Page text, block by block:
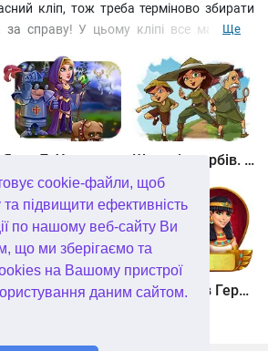
cookie-файли, щоб
підвищити ефективність
по нашому веб-сайту Ви
що ми зберігаємо та
на Вашому пристрої
даним сайтом.
кліп, тож треба терміново збирати
справу! У цьому кліпі все має бути
її найкраща подруга Марія відкриває
пошук талантів. Допоможіть
кар'єру у світі шоу-бізнесу!
Ще
Шукачі скарбів. Камінь душі
Алісія Квотермейн 3. Таємниця палаючого золота. колекційне видання 12 подвигів Геракла. Як я зустрів Мегару. колекційне видання